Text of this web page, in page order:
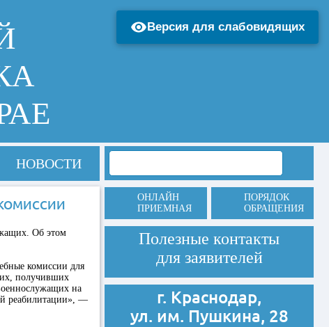
НОВОСТИ
Об этом
комиссии для
получивших
на
реабилитации», —
ОНЛАЙН
ПРИЕМНАЯ
ПОРЯДОК
ОБРАЩЕНИЯ
Полезные контакты
для заявителей
г. Краснодар,
ул. им. Пушкина, 28
Версия для слабовидящих